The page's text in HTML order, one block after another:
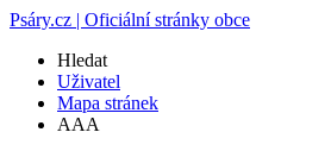
Psáry.cz | Oficiální stránky obce
Hledat
Uživatel
Mapa stránek
AAA